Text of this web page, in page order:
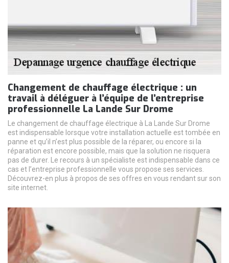
Changement de chauffage électrique : un
travail à déléguer à l’équipe de l’entreprise
professionnelle La Lande Sur Drome
Le changement de chauffage électrique à La Lande Sur Drome
est indispensable lorsque votre installation actuelle est tombée en
panne et qu’il n’est plus possible de la réparer, ou encore si la
réparation est encore possible, mais que la solution ne risquera
pas de durer. Le recours à un spécialiste est indispensable dans ce
cas et l’entreprise professionnelle vous propose ses services.
Découvrez-en plus à propos de ses offres en vous rendant sur son
site internet.